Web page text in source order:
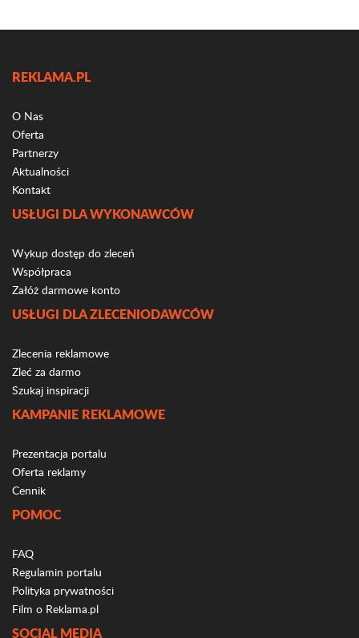
REKLAMA.PL
O Nas
Oferta
Partnerzy
Aktualności
Kontakt
USŁUGI DLA WYKONAWCÓW
Wykup dostęp do zleceń
Współpraca
Załóż darmowe konto
USŁUGI DLA ZLECENIODAWCÓW
Zlecenia reklamowe
Zleć za darmo
Szukaj inspiracji
KAMPANIE REKLAMOWE
Prezentacja portalu
Oferta reklamy
Cennik
POMOC
FAQ
Regulamin portalu
Polityka prywatności
Film o Reklama.pl
SOCIAL MEDIA